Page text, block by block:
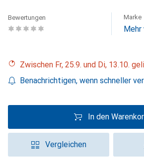
Bewertungen Marke
Mehr
Zwischen Fr, 25.9. und Di, 13.10.
Benachrichtigen, wenn schneller
In den
Vergleichen